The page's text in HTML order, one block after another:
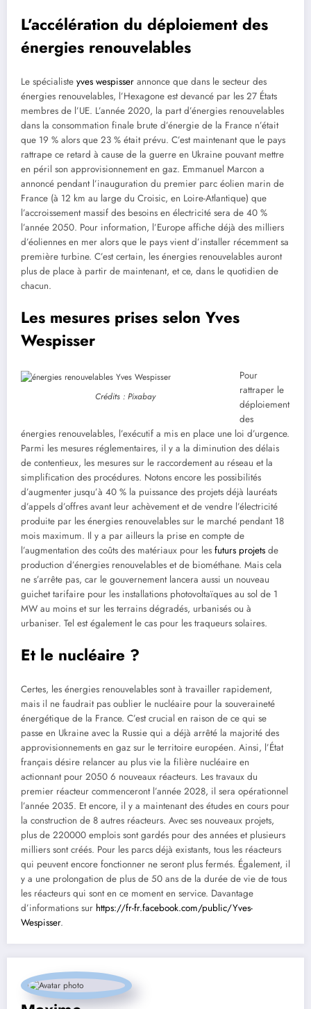
L’accélération du déploiement des
énergies renouvelables
Le spécialiste yves wespisser annonce que dans le secteur des
énergies renouvelables, l’Hexagone est devancé par les 27 États
membres de l’UE. L’année 2020, la part d’énergies renouvelables
dans la consommation finale brute d’énergie de la France n’était
que 19 % alors que 23 % était prévu. C’est maintenant que le pays
rattrape ce retard à cause de la guerre en Ukraine pouvant mettre
en péril son approvisionnement en gaz. Emmanuel Marcon a
annoncé pendant l’inauguration du premier parc éolien marin de
France (à 12 km au large du Croisic, en Loire-Atlantique) que
l’accroissement massif des besoins en électricité sera de 40 %
l’année 2050. Pour information, l’Europe affiche déjà des milliers
d’éoliennes en mer alors que le pays vient d’installer récemment sa
première turbine. C’est certain, les énergies renouvelables auront
plus de place à partir de maintenant, et ce, dans le quotidien de
chacun.
Les mesures prises selon Yves
Wespisser
Crédits : Pixabay
Pour
rattraper le
déploiement
des
énergies renouvelables, l’exécutif a mis en place une loi d’urgence.
Parmi les mesures réglementaires, il y a la diminution des délais
de contentieux, les mesures sur le raccordement au réseau et la
simplification des procédures. Notons encore les possibilités
d’augmenter jusqu’à 40 % la puissance des projets déjà lauréats
d’appels d’offres avant leur achèvement et de vendre l’électricité
produite par les énergies renouvelables sur le marché pendant 18
mois maximum. Il y a par ailleurs la prise en compte de
l’augmentation des coûts des matériaux pour les futurs projets de
production d’énergies renouvelables et de biométhane. Mais cela
ne s’arrête pas, car le gouvernement lancera aussi un nouveau
guichet tarifaire pour les installations photovoltaïques au sol de 1
MW au moins et sur les terrains dégradés, urbanisés ou à
urbaniser. Tel est également le cas pour les traqueurs solaires.
Et le nucléaire ?
Certes, les énergies renouvelables sont à travailler rapidement,
mais il ne faudrait pas oublier le nucléaire pour la souveraineté
énergétique de la France. C’est crucial en raison de ce qui se
passe en Ukraine avec la Russie qui a déjà arrêté la majorité des
approvisionnements en gaz sur le territoire européen. Ainsi, l’État
français désire relancer au plus vie la filière nucléaire en
actionnant pour 2050 6 nouveaux réacteurs. Les travaux du
premier réacteur commenceront l’année 2028, il sera opérationnel
l’année 2035. Et encore, il y a maintenant des études en cours pour
la construction de 8 autres réacteurs. Avec ses nouveaux projets,
plus de 220000 emplois sont gardés pour des années et plusieurs
milliers sont créés. Pour les parcs déjà existants, tous les réacteurs
qui peuvent encore fonctionner ne seront plus fermés. Également, il
y a une prolongation de plus de 50 ans de la durée de vie de tous
les réacteurs qui sont en ce moment en service. Davantage
d’informations sur https://fr-fr.facebook.com/public/Yves-
Wespisser.